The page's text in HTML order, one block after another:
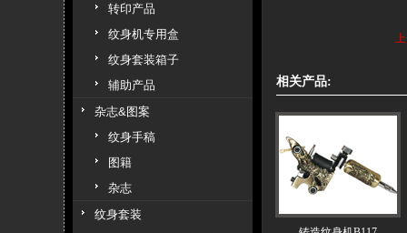
转印产品
纹身机专用盒
纹身套装箱子
辅助产品
杂志&图案
纹身手稿
图籍
杂志
纹身套装
相关产品: